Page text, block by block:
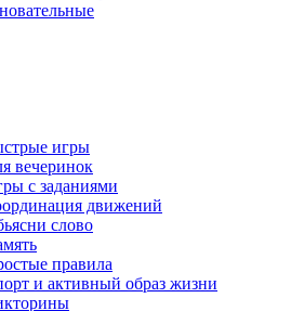
игры
вечеринок
с заданиями
движений
слово
правила
и активный образ жизни